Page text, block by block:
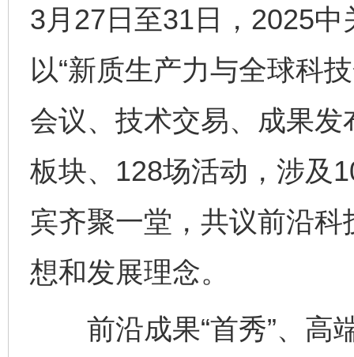
3月27日至31日，2025
以“新质生产力与全球科
会议、技术交易、成果
板块、128场活动，涉及
宾齐聚一堂，共议前沿
想和发展理念。
前沿成果“首秀”、高